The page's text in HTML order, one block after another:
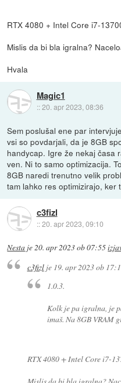
RTX 4080 + Intel Core i7-
Mislis da bi bla igralna?
Hvala
Magic1
::20. apr 2023, 08:36
Sem poslušal ene par
vsi so povdarjali, da je 8GB
handycap. Igre že nekaj časa
ven. Ni to samo optimizacija.
8GB naredi trenutno velik
tam lahko res optimizirajo, ker
c3fizl
::20. apr 2023, 09:10
Nesta je20. apr 2023 ob 07:55
c3fizlje 19. apr 2023 ob
1.0.3.
Kolk je pa igralna, je
imaš. Na 8GB VRAM
RTX 4080 + Intel Core i7-